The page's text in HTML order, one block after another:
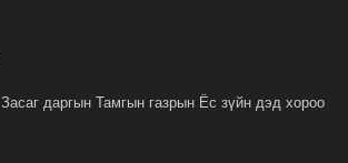
Засаг даргын Тамгын газрын Ёс зүйн дэд хороо